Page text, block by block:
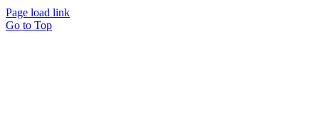
Page load link
Go to Top